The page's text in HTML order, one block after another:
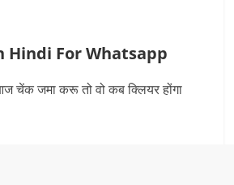
Hindi For Whatsapp
चेंक जमा करू तो वो कब क्लियर होंगा